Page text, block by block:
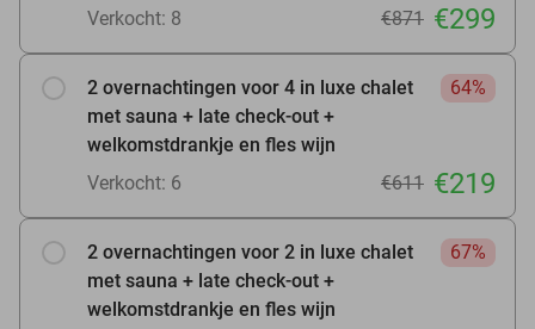
Verkocht: 8 €871 €299
2 overnachtingen voor 4 in luxe chalet
met sauna + late check-out +
welkomstdrankje en fles wijn
64%
Verkocht: 6 €611 €219
2 overnachtingen voor 2 in luxe chalet
met sauna + late check-out +
welkomstdrankje en fles wijn
67%